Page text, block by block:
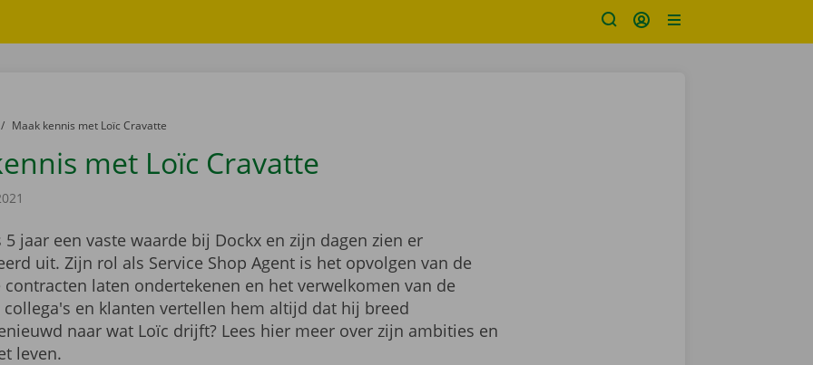
naar
Maak kennis met Loïc Cravatte
met Loïc Cravatte
5 jaar een vaste waarde bij Dockx en zijn dagen zien er
uit. Zijn rol als Service Shop Agent is het opvolgen van de
contracten laten ondertekenen en het verwelkomen van de
collega's en klanten vertellen hem altijd dat hij breed
naar wat Loïc drijft? Lees hier meer over zijn ambities en
leven.